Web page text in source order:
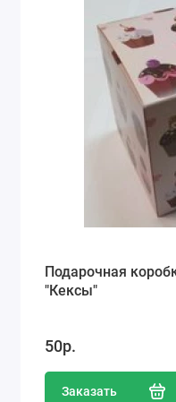
Подарочная
"Кексы"
50р.
Заказать